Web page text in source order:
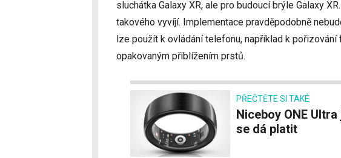
sluchátka Galaxy XR, ale pro budoucí brýle Galaxy
takového vyvíjí. Implementace pravděpodobně
lze použít k ovládání telefonu, například k
opakovaným přiblížením prstů.
PŘEČTĚTE SI TAKÉ
Niceboy ONE Ultra je první chytrý prsten, kterým
se dá platit